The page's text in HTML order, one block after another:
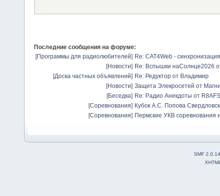
Последние сообщения на форуме:
[Программы для радиолюбителей] Re: CAT4Web -
[Новости] Re: Вспышки наСолнце2026
[Доска частных объявлений] Re: Редуктор от Владимир
[Новости] Защита Элекросетей от
[Беседка] Re: Радио Анекдоты от R8AFS
[Соревнования] Кубок А.С. Попова
[Соревнования] Пермские УКВ соревнования
SMF 2.0.14